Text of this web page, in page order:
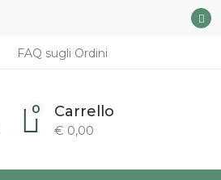
FAQ sugli Ordini
0 Carrello
€ 0,00